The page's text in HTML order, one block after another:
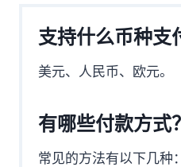
支持什么币种支
美元、人民币、欧元。
有哪些付款方式？
常见的方法有以下几种：